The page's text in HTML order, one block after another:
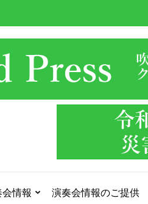
情報 演奏会情報のご提供